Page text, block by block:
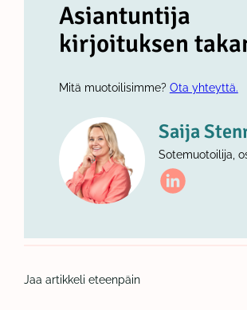
Asiantuntija
kirjoituksen
Mitä muotoilisimme? Ota yhteyttä.
Saija
Sotemuotoilija,
Jaa artikkeli eteenpäin